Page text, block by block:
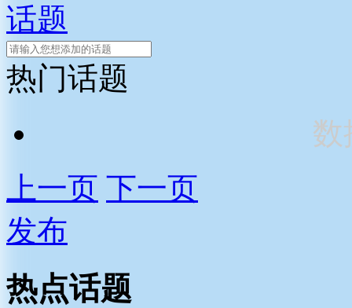
话题
热门话题
数
上一页 下一页
发布
热点话题